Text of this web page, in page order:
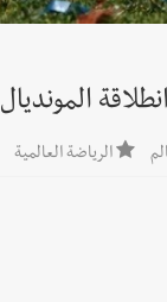
الرياضة العالمية